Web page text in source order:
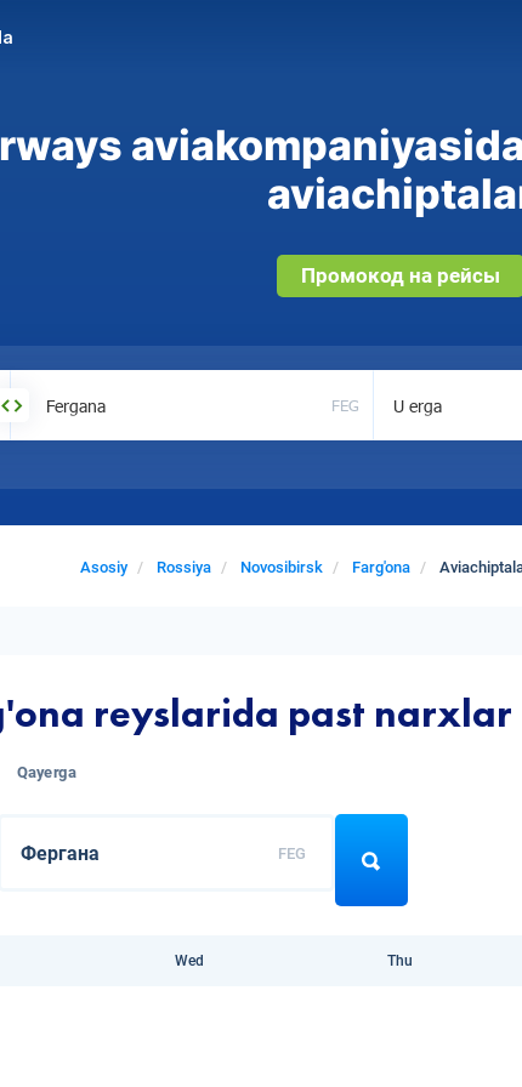
Промокод на рейсы
FEG U erga
Asosiy Rossiya Novosibirsk Farg'ona
reyslarida past
Qayerga
FEG
Wed Thu